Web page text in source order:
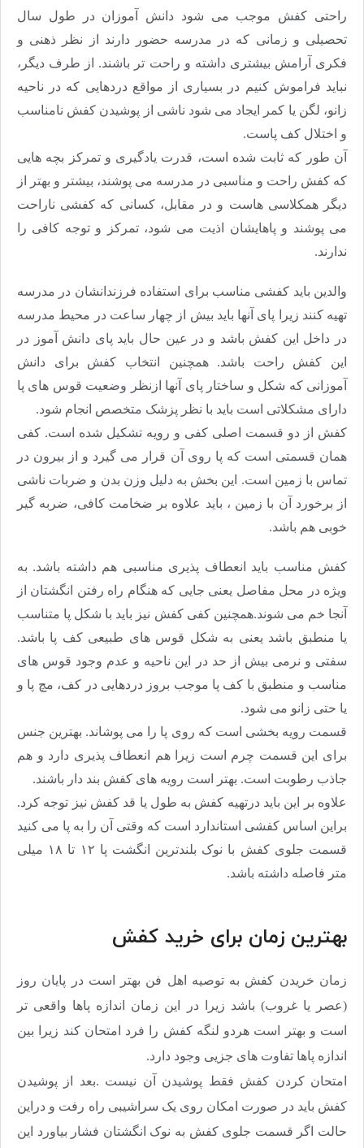
راحتی کفش موجب می شود دانش آموزان در طول سال
تحصیلی و زمانی که در مدرسه حضور دارند از نظر ذهنی و
فکری آرامش بیشتری داشته و راحت تر باشند. از طرف دیگر،
نباید فراموش کنیم در بسیاری از مواقع دردهایی که در ناحیه
زانو، لگن یا کمر ایجاد می شود ناشی از پوشیدن کفش نامناسب
و اختلال کف پاست.
آن طور که ثابت شده است، قدرت یادگیری و تمرکز بچه هایی
که کفش راحت و مناسبی در مدرسه می پوشند، بیشتر و بهتر از
دیگر همکلاسی هاست و در مقابل، کسانی که کفشی ناراحت
می پوشند و پاهایشان اذیت می شود، تمرکز و توجه کافی را
ندارند.
والدین باید کفشی مناسب برای استفاده فرزندانشان در مدرسه
تهیه کنند زیرا پای آنها باید بیش از چهار ساعت در محیط مدرسه
در داخل این کفش باشد و در عین حال باید پای دانش آموز در
این کفش راحت باشد. همچنین انتخاب کفش برای دانش
آموزانی که شکل و ساختار پای آنها ازنظر وضعیت قوس های پا
دارای مشکلاتی است باید با نظر پزشک متخصص انجام شود.
کفش از دو قسمت اصلی کفی و رویه تشکیل شده است. کفی
همان قسمتی است که پا روی آن قرار می گیرد و از بیرون در
تماس با زمین است. این بخش به دلیل وزن بدن و ضربات ناشی
از برخورد آن با زمین ، باید علاوه بر ضخامت کافی، ضربه گیر
خوبی هم باشد.
کفش مناسب باید انعطاف پذیری مناسبی هم داشته باشد. به
ویژه در محل مفاصل یعنی جایی که هنگام راه رفتن انگشتان از
آنجا خم می شوند.همچنین کفی کفش نیز باید با شکل پا متناسب
یا منطبق باشد یعنی به شکل قوس های طبیعی کف پا باشد.
سفتی و نرمی بیش از حد در این ناحیه و عدم وجود قوس های
مناسب و منطبق با کف پا موجب بروز دردهایی در کف، مچ پا و
یا حتی زانو می شود.
قسمت رویه بخشی است که روی پا را می پوشاند. بهترین جنس
برای این قسمت چرم است زیرا هم انعطاف پذیری دارد و هم
جاذب رطوبت است. بهتر است رویه های کفش بند دار باشند.
علاوه بر این باید درتهیه کفش به طول یا قد کفش نیز توجه کرد.
براین اساس کفشی استاندارد است که وقتی آن را به پا می کنید
قسمت جلوی کفش با نوک بلندترین انگشت پا ۱۲ تا ۱۸ میلی
متر فاصله داشته باشد.
بهترین زمان برای خرید کفش
زمان خریدن کفش به توصیه اهل فن بهتر است در پایان روز
(عصر یا غروب) باشد زیرا در این زمان اندازه پاها واقعی تر
است و بهتر است هردو لنگه کفش را فرد امتحان کند زیرا بین
اندازه پاها تفاوت های جزیی وجود دارد.
امتحان کردن کفش فقط پوشیدن آن نیست .بعد از پوشیدن
کفش باید در صورت امکان روی یک سراشیبی راه رفت و دراین
حالت اگر قسمت جلوی کفش به نوک انگشتان فشار بیاورد این